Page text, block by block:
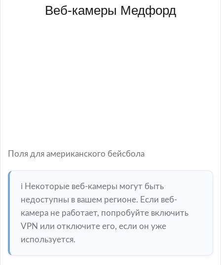
Веб-камеры Медфорд
Поля для американского бейсбола
ℹ️ Некоторые веб-камеры могут быть
недоступны в вашем регионе. Если веб-
камера не работает, попробуйте включить
VPN или отключите его, если он уже
используется.